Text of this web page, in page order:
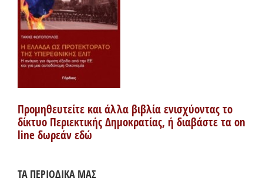
Προμηθευτείτε και άλλα βιβλία ενισχύοντας το
δίκτυο Περιεκτικής Δημοκρατίας, ή διαβάστε τα on
line δωρεάν εδώ
ΤΑ ΠΕΡΙΟΔΙΚΑ ΜΑΣ